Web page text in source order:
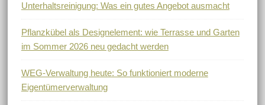
Unterhaltsreinigung: Was ein gutes Angebot ausmacht
Pflanzkübel als Designelement: wie Terrasse und Garten
im Sommer 2026 neu gedacht werden
WEG-Verwaltung heute: So funktioniert moderne
Eigentümerverwaltung